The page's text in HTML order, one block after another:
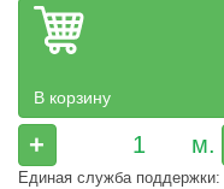
В корзину
+
Единая служба поддержки: